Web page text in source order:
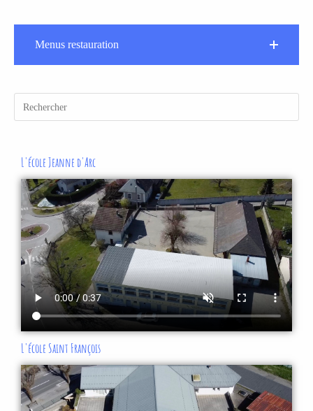
Menus restauration
L'école Jeanne d'Arc
L'école Saint François